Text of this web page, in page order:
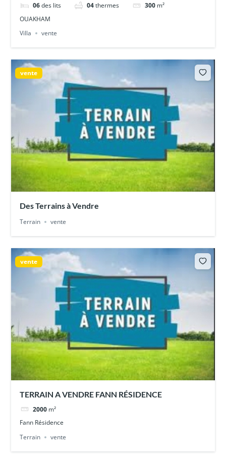
06 des lits 04 thermes 300 m²
OUAKHAM
Villa
vente
vente
Des Terrains à Vendre
Terrain vente
vente
TERRAIN A VENDRE FANN RÉSIDENCE
2000 m²
Fann Résidence
Terrain
vente